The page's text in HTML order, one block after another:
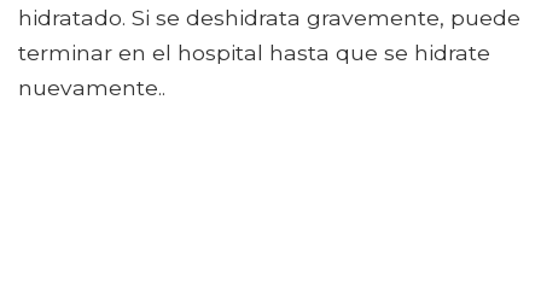
hidratado. Si se deshidrata gravemente, puede
terminar en el hospital hasta que se hidrate
nuevamente..